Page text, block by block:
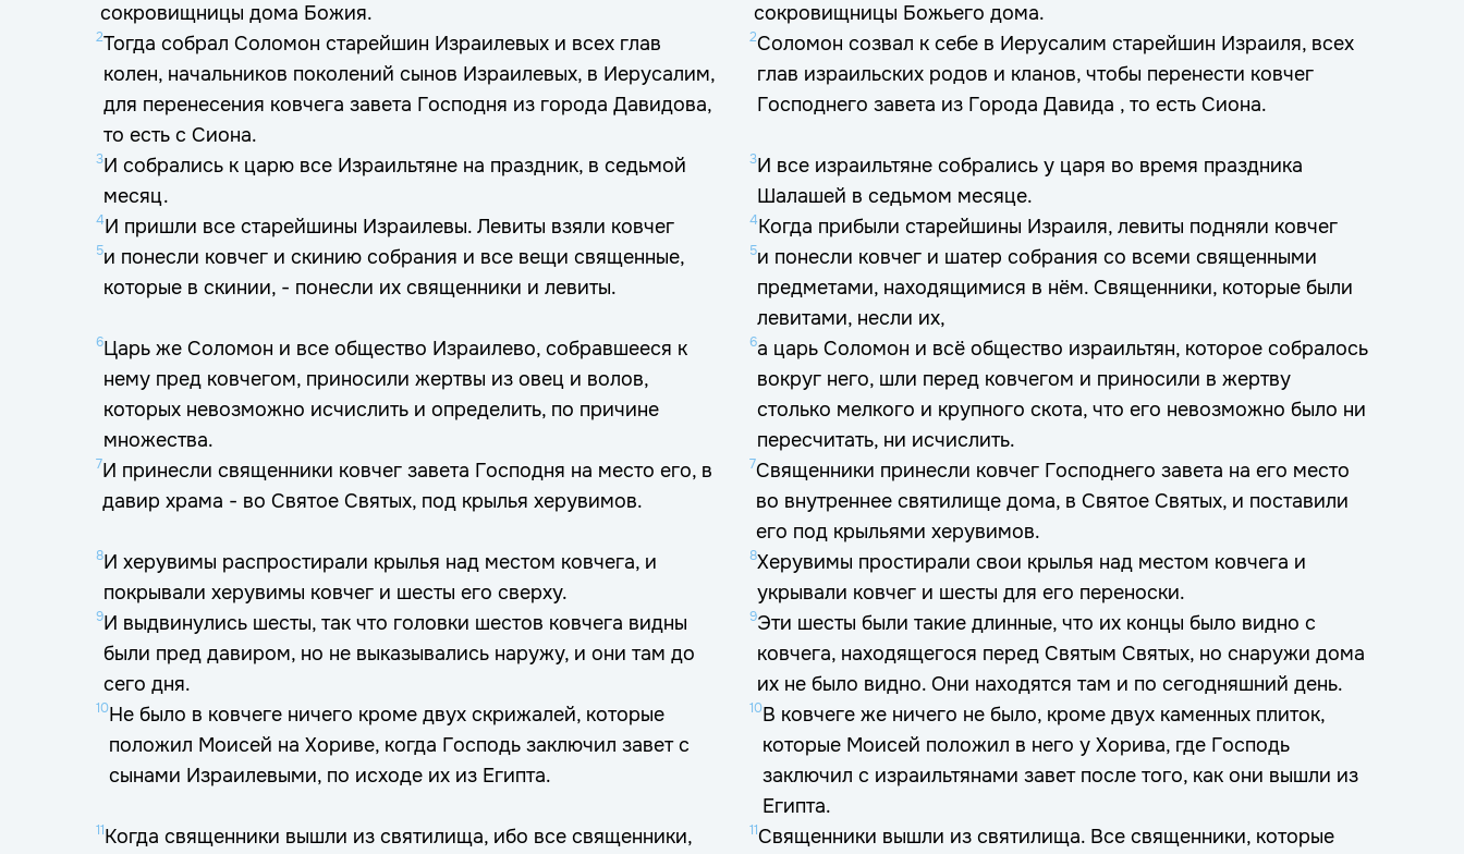
сокровищницы дома Божия.
сокровищницы Божьего дома.
2Тогда собрал Соломон старейшин Израилевых и всех глав
колен, начальников поколений сынов Израилевых, в Иерусалим,
для перенесения ковчега завета Господня из города Давидова,
то есть с Сиона.
2Соломон созвал к себе в Иерусалим старейшин Израиля, всех
глав израильских родов и кланов, чтобы перенести ковчег
Господнего завета из Города Давида , то есть Сиона.
3И собрались к царю все Израильтяне на праздник, в седьмой
месяц.
3И все израильтяне собрались у царя во время праздника
Шалашей в седьмом месяце.
4И пришли все старейшины Израилевы. Левиты взяли ковчег 4Когда прибыли старейшины Израиля, левиты подняли ковчег
5и понесли ковчег и скинию собрания и все вещи священные,
которые в скинии, - понесли их священники и левиты.
5и понесли ковчег и шатер собрания со всеми священными
предметами, находящимися в нём. Священники, которые были
левитами, несли их,
6Царь же Соломон и все общество Израилево, собравшееся к
нему пред ковчегом, приносили жертвы из овец и волов,
которых невозможно исчислить и определить, по причине
множества.
6а царь Соломон и всё общество израильтян, которое собралось
вокруг него, шли перед ковчегом и приносили в жертву
столько мелкого и крупного скота, что его невозможно было ни
пересчитать, ни исчислить.
7И принесли священники ковчег завета Господня на место его, в
давир храма - во Святое Святых, под крылья херувимов.
7Священники принесли ковчег Господнего завета на его место
во внутреннее святилище дома, в Святое Святых, и поставили
его под крыльями херувимов.
8И херувимы распростирали крылья над местом ковчега, и
покрывали херувимы ковчег и шесты его сверху.
8Херувимы простирали свои крылья над местом ковчега и
укрывали ковчег и шесты для его переноски.
9И выдвинулись шесты, так что головки шестов ковчега видны
были пред давиром, но не выказывались наружу, и они там до
сего дня.
9Эти шесты были такие длинные, что их концы было видно с
ковчега, находящегося перед Святым Святых, но снаружи дома
их не было видно. Они находятся там и по сегодняшний день.
10Не было в ковчеге ничего кроме двух скрижалей, которые
положил Моисей на Хориве, когда Господь заключил завет с
сынами Израилевыми, по исходе их из Египта.
10В ковчеге же ничего не было, кроме двух каменных плиток,
которые Моисей положил в него у Хорива, где Господь
заключил с израильтянами завет после того, как они вышли из
Египта.
11Когда священники вышли из святилища, ибо все священники,
11Священники вышли из святилища. Все священники, которые